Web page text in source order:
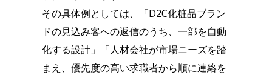
その具体例としては、「D2C化粧品ブラン
ドの見込み客への返信のうち、一部を自動
化する設計」「人材会社が市場ニーズを踏
まえ、優先度の高い求職者から順に連絡を